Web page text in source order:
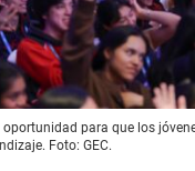
oportunidad para que los
Foto: GEC.